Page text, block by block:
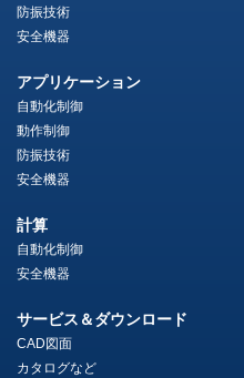
防振技術
安全機器
アプリケーション
自動化制御
動作制御
防振技術
安全機器
計算
自動化制御
安全機器
サービス＆ダウンロード
CAD図面
カタログなど